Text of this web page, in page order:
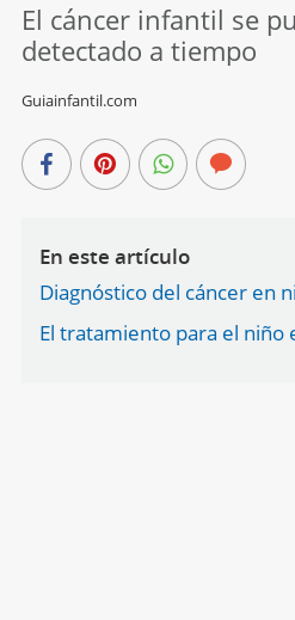
El cáncer infantil se
detectado a tiempo
Guiainfantil.com
En este artículo
Diagnóstico del cáncer en
El tratamiento para el niño